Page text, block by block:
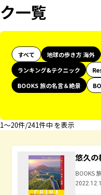
ク一覧
すべて 地球の歩き方 海外
ランキング&テクニック
BOOKS 旅の名言＆絶景
1〜20件/241件中 を表示
悠久の
BOOKS